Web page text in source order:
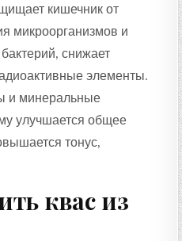
кишечник от
микроорганизмов и
снижает
элементы.
и минеральные
улучшается общее
тонус,
квас из